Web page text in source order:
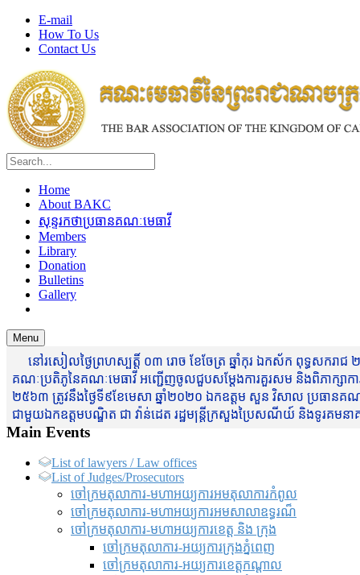
E-mail
How To Us
Contact Us
Home
About BAKC
សុន្ទរកថាប្រធានគណៈមេធាវី
Members
Library
Donation
Bulletins
Gallery
Menu
នៅរសៀលថ្ងៃព្រហស្បត្តិ៍ ០៣ រោច ខែចែត្រ ឆ្នាំកុរ ឯកស័ក ពុទ្ធសករាជ
គណៈប្រតិភូនៃគណៈមេធាវី អញ្ជើញចូលជួបសម្តែងការគួរសម និងពិភាក្សាកា
២៥៦៣ ត្រូវនឹងថ្ងៃទី៩ខែមេសា ឆ្នាំ២០២០ ឯកឧត្តម សួន វិសាល ប្រធានគណ
ជាមួយឯកឧត្តមបណ្ឌិត ជា វ៉ាន់ដេត រដ្ឋមន្រ្តីក្រសួងប្រៃសណីយ៍ និងទូរគ
Main Events
List of lawyers / Law offices
List of Judges/Prosecutors
ចៅក្រមតុលាការ-មហាអយ្យការអមតុលាការកំពូល
ចៅក្រមតុលាការ-មហាអយ្យការអមសាលាឧទ្ធរណ៏
ចៅក្រមតុលាការ-មហាអយ្យការខេត្ត និង ក្រុង
ចៅក្រមតុលាការ-អយ្យការក្រុងភ្នំពេញ
ចៅក្រមតុលាការ-អយ្យការខេត្តកណ្តាល